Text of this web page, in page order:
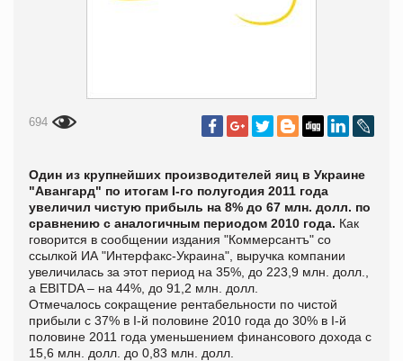
694
Один из крупнейших производителей яиц в Украине
"Авангард" по итогам I-го полугодия 2011 года
увеличил чистую прибыль на 8% до 67 млн. долл. по
сравнению с аналогичным периодом 2010 года. Как
говорится в сообщении издания "Коммерсантъ" со
ссылкой ИА "Интерфакс-Украина", выручка компании
увеличилась за этот период на 35%, до 223,9 млн. долл.,
а EBITDA – на 44%, до 91,2 млн. долл.
Отмечалось сокращение рентабельности по чистой
прибыли с 37% в I-й половине 2010 года до 30% в I-й
половине 2011 года уменьшением финансового дохода с
15,6 млн. долл. до 0,83 млн. долл.